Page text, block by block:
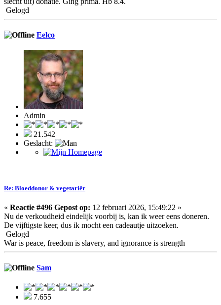
Gelogd
Eelco
Admin
21.542
Geslacht:
Re: Bloeddonor & vegetariër
« Reactie #496 Gepost op: 12 februari 2026, 15:49:22 »
Nu de verkoudheid eindelijk voorbij is, kan ik weer eens doneren.
De vijftigste keer, dus ik mocht een cadeautje uitzoeken.
Gelogd
War is peace, freedom is slavery, and ignorance is strength
Sam
7.655